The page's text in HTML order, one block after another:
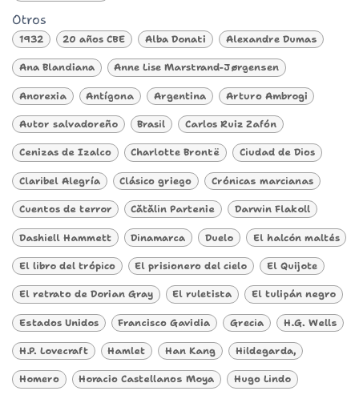
Otros
1932 20 años CBE Alba Donati Alexandre Dumas
Ana Blandiana Anne Lise Marstrand-Jørgensen
Anorexia Antígona Argentina Arturo Ambrogi
Autor salvadoreño Brasil Carlos Ruiz Zafón
Cenizas de Izalco Charlotte Brontë Ciudad de Dios
Claribel Alegría Clásico griego Crónicas marcianas
Cuentos de terror Cătălin Partenie Darwin Flakoll
Dashiell Hammett Dinamarca Duelo El halcón maltés
El libro del trópico El prisionero del cielo El Quijote
El retrato de Dorian Gray El ruletista El tulipán negro
Estados Unidos Francisco Gavidia Grecia H.G. Wells
H.P. Lovecraft Hamlet Han Kang Hildegarda,
Homero Horacio Castellanos Moya Hugo Lindo